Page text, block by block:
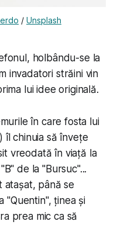
/ Unsplash
holbându-se la
invadatori străini vin
lui idee originală.
în care fosta lui
îl chinuia să învețe
vreodată în viață la
de la "Bursuc"...
atașat, până se
"Quentin", ținea și
prea mic ca să